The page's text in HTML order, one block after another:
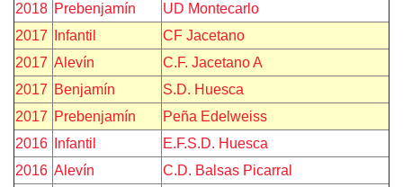
2018 Prebenjamín
UD Montecarlo
2017
Infantil
CF Jacetano
2017 Alevín
C.F. Jacetano A
2017 Benjamín
S.D. Huesca
2017 Prebenjamín
Peña Edelweiss
2016
Infantil
E.F.S.D. Huesca
2016 Alevín
C.D. Balsas Picarral